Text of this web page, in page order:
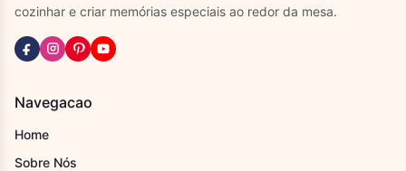
cozinhar e criar memórias especiais ao redor da mesa.
Navegacao
Home
Sobre Nós